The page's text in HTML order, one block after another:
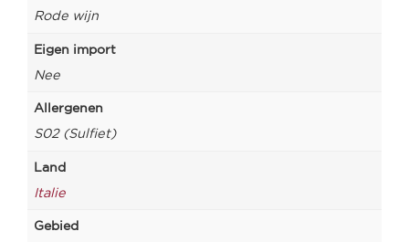
Rode wijn
Eigen import
Nee
Allergenen
S02 (Sulfiet)
Land
Italie
Gebied